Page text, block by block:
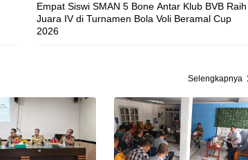
Empat Siswi SMAN 5 Bone Antar Klub BVB Raih
Juara IV di Turnamen Bola Voli Beramal Cup
2026
Selengkapnya